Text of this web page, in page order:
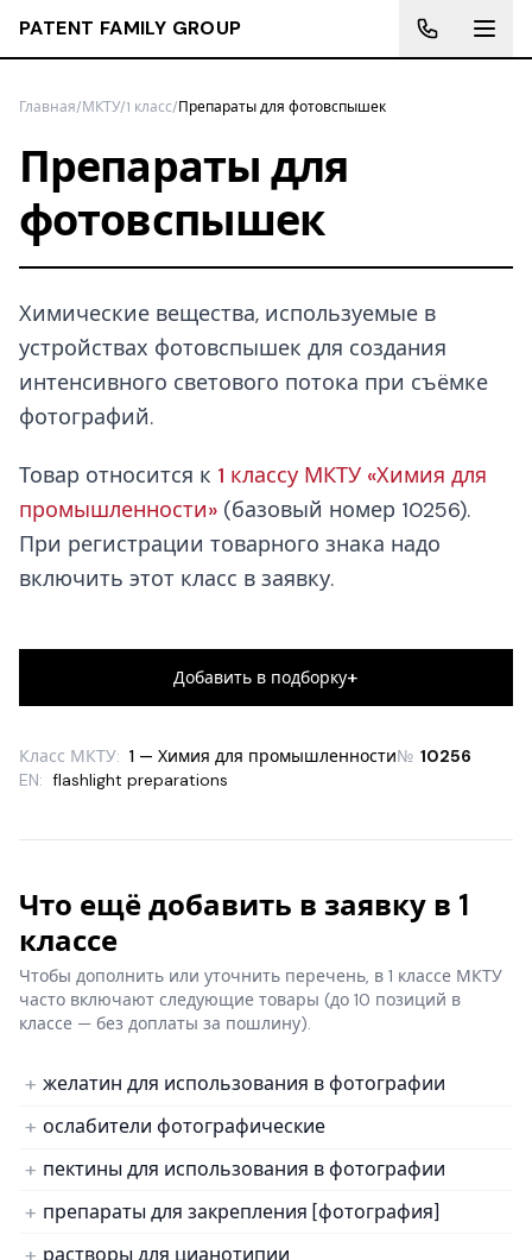
PATENT FAMILY GROUP
Главная/МКТУ/1 класс/Препараты для фотовспышек
Препараты для
фотовспышек
Химические вещества, используемые в
устройствах фотовспышек для создания
интенсивного светового потока при съёмке
фотографий.
Товар относится к 1 классу МКТУ «Химия для
промышленности» (базовый номер 10256).
При регистрации товарного знака надо
включить этот класс в заявку.
Добавить в подборку+
Класс МКТУ: 1 — Химия для промышленности№ 10256
EN: flashlight preparations
Что ещё добавить в заявку в 1
классе
Чтобы дополнить или уточнить перечень, в 1 классе МКТУ
часто включают следующие товары (до 10 позиций в
классе — без доплаты за пошлину).
желатин для использования в фотографии
ослабители фотографические
пектины для использования в фотографии
препараты для закрепления [фотография]
растворы для цианотипии